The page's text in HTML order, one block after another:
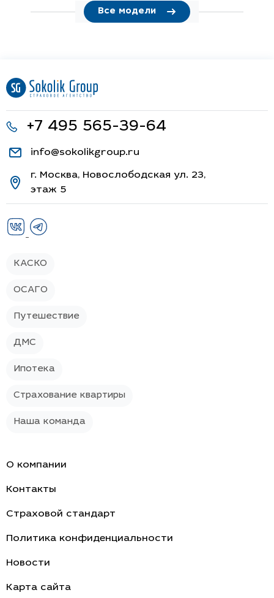
Все модели
+7 495 565-39-64
info@sokolikgroup.ru
г. Москва, Новослободская ул. 23,
этаж 5
КАСКО
ОСАГО
Путешествие
ДМС
Ипотека
Страхование квартиры
Наша команда
О компании
Контакты
Страховой стандарт
Политика конфиденциальности
Новости
Карта сайта